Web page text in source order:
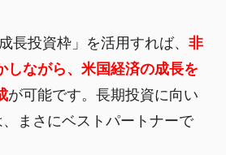
長投資枠」を活用すれば、 非
しながら、米国経済の成長を
が可能です。長期投資に向い
まさにベストパートナーで